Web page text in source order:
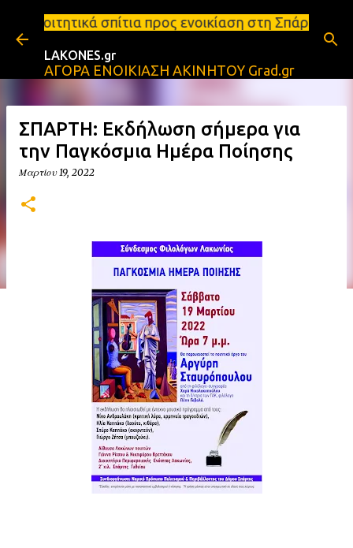
Μετάβαση στο κύριο περιεχόμενο
προς ενοικίαση στη Σπάρτη Ενοικιάσεις
LAKONES.gr
ΑΓΟΡΑ ΕΝΟΙΚΙΑΣΗ ΑΚΙΝΗΤΟΥ Grad.gr
ΣΠΑΡΤΗ: Εκδήλωση σήμερα για
την Παγκόσμια Ημέρα Ποίησης
Μαρτίου 19, 2022